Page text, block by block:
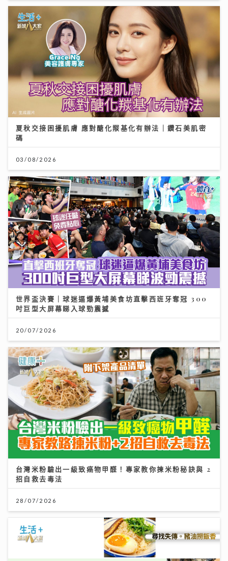
夏秋交接困擾肌膚 應對醣化羰基化有辦法｜鑽石美肌密
碼
03/08/2026
世界盃決賽｜球迷逼爆黃埔美食坊直擊西班牙奪冠 300
吋巨型大屏幕睇入球勁震撼
20/07/2026
台灣米粉驗出一級致癌物甲醛！專家教你揀米粉秘訣與 2
招自救去毒法
28/07/2026